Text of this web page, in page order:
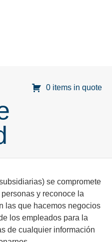
0 items in quote
se compromete
y reconoce la
las que hacemos negocios
los empleados para la
de cualquier información